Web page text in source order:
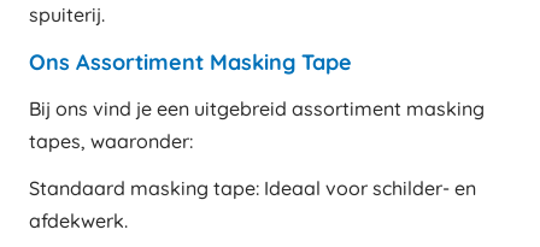
spuiterij.
Ons Assortiment Masking Tape
Bij ons vind je een uitgebreid assortiment masking
tapes, waaronder:
Standaard masking tape: Ideaal voor schilder- en
afdekwerk.